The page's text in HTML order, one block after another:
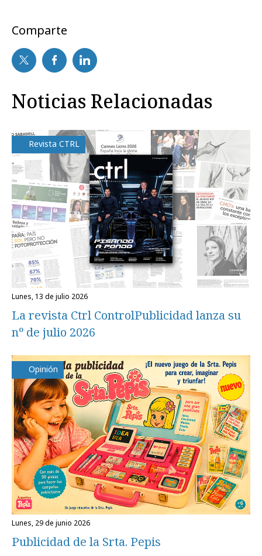
Comparte
Noticias Relacionadas
Revista CTRL
lunes, 13 de julio 2026
La revista Ctrl ControlPublicidad lanza su
nº de julio 2026
Opinión
lunes, 29 de junio 2026
Publicidad de la Srta. Pepis